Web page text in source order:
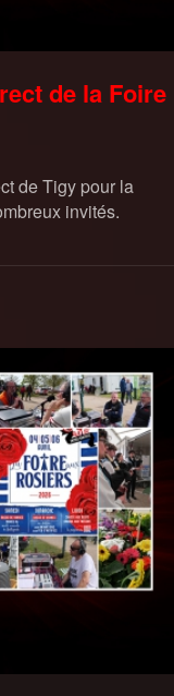
de la Foire
de Tigy pour la
invités.